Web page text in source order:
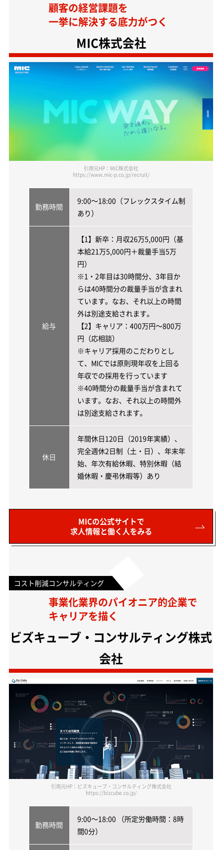
顧客の経営課題を
一挙に解決する底力がつく
MIC株式会社
引用元HP：MIC株式会社
https://www.mic-p.co.jp/recruit/
勤務時間
9:00～18:00（フレックスタイム制
あり）
給与
【1】新卒：月収26万5,000円（基
本給21万5,000円＋裁量手当5万
円）
※1・2年目は30時間分、3年目か
らは40時間分の裁量手当が含まれ
ています。なお、それ以上の時間
外は別途支給されます。
【2】キャリア：400万円～800万
円（応相談）
※キャリア採用のこだわりとし
て、MICでは原則現年収を上回る
年収での採用を行っています
※40時間分の裁量手当が含まれて
います。なお、それ以上の時間外
は別途支給されます。
休日
年間休日120日（2019年実績）、
完全週休2日制（土・日）、年末年
始、年次有給休暇、特別休暇（結
婚休暇・慶弔休暇等）あり
MICの公式サイトで
求人情報と働く人をみる
コスト削減コンサルティング
事業化業界のパイオニア的企業で
キャリアを描く
ビズキューブ・コンサルティング株式
会社
引用元HP：ビズキューブ・コンサルティング株式会社
https://bizcube.co.jp/
勤務時間
9:00～18:00 （所定労働時間：8時
間0分）